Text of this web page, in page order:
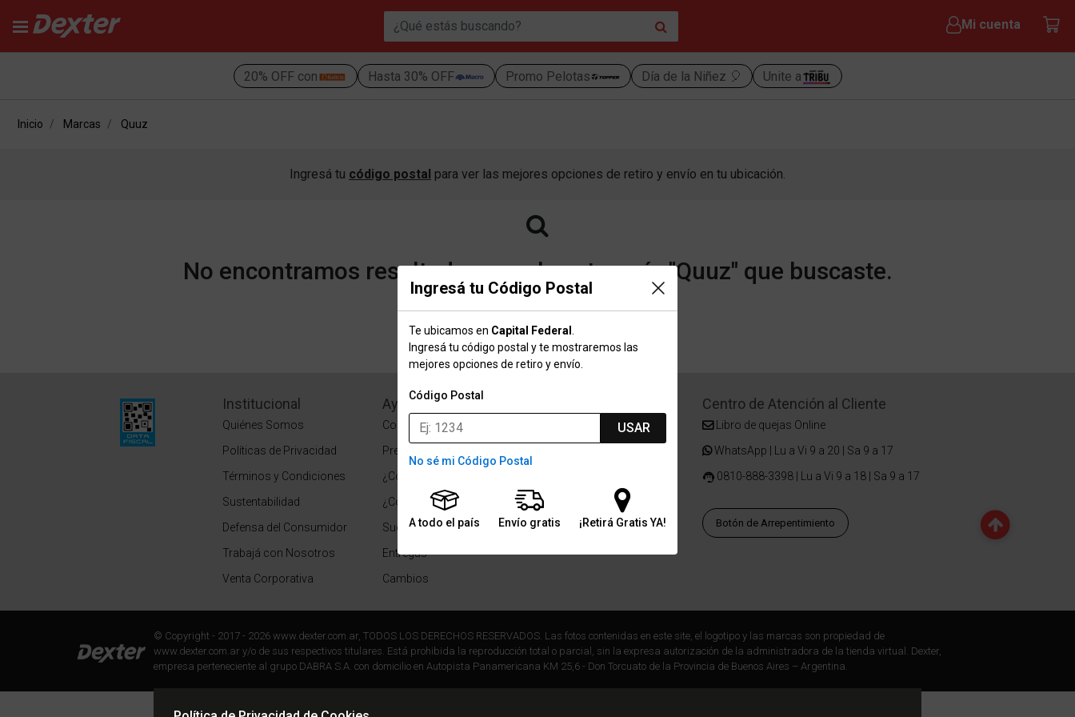
Mi cuenta
20% OFF con Hasta 30% OFF Promo Pelotas Día de la Niñez 🎈 Unite a
Ingresá tu Código Postal
Te ubicamos en Capital Federal
Ingresá tu código postal y te mostraremos las
mejores opciones de retiro y envío.
Código Postal
USAR
No sé mi Código Postal
A todo el país Envío gratis ¡Retirá Gratis YA!
Inicio Marcas Quuz
Ingresá tu código postal para ver las mejores opciones de retiro y envío en tu ubicación.
No encontramos resultados para la categoría "Quuz" que buscaste.
Volver a la página de inicio
Institucional
Quiénes Somos
Políticas de Privacidad
Términos y Condiciones
Sustentabilidad
Defensa del Consumidor
Trabajá con Nosotros
Venta Corporativa
Ayuda
Condiciones de pago
Preguntas Frecuentes
¿Cómo comprar?
¿Cómo medir tu talle?
Sucursales
Entregas
Cambios
Centro de Atención al Cliente
Libro de quejas Online
WhatsApp | Lu a Vi 9 a 20 | Sa 9 a 17
0810-888-3398 | Lu a Vi 9 a 18 | Sa 9 a 17
Botón de Arrepentimiento
© Copyright - 2017 - 2026 www.dexter.com.ar, TODOS LOS DERECHOS RESERVADOS. Las fotos contenidas en este site, el logotipo y las marcas son propiedad de
www.dexter.com.ar y/o de sus respectivos titulares. Está prohibida la reproducción total o parcial, sin la expresa autorización de la administradora de la tienda virtual. Dexter,
empresa perteneciente al grupo DABRA S.A. con domicilio en Autopista Panamericana KM 25,6 - Don Torcuato de la Provincia de Buenos Aires – Argentina.